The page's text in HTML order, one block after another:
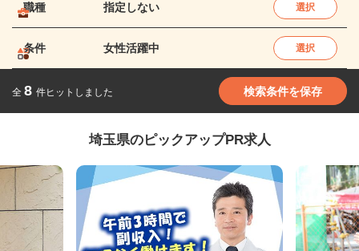
職種 指定しない 選択
条件 女性活躍中 選択
全 8 件ヒットしました 検索条件を保存
埼玉県のピックアップPR求人